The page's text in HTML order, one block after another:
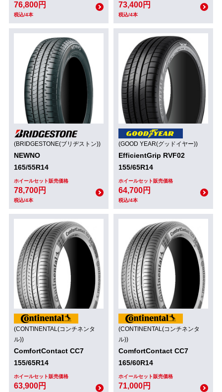
76,800円
税込/4本
73,400円
税込/4本
(BRIDGESTONE(ブリヂストン))
NEWNO
165/55R14
ホイールセット販売価格
78,700円
税込/4本
(GOOD YEAR(グッドイヤー))
EfficientGrip RVF02
155/65R14
ホイールセット販売価格
64,700円
税込/4本
(CONTINENTAL(コンチネンタ
ル))
ComfortContact CC7
155/65R14
ホイールセット販売価格
63,900円
(CONTINENTAL(コンチネンタ
ル))
ComfortContact CC7
165/60R14
ホイールセット販売価格
71,000円